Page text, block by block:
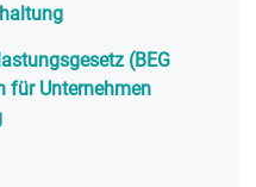
(BEG
für Unternehmen